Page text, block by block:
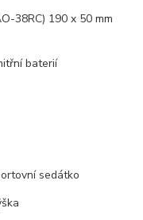
38RC) 190 x 50 mm
baterií
sedátko